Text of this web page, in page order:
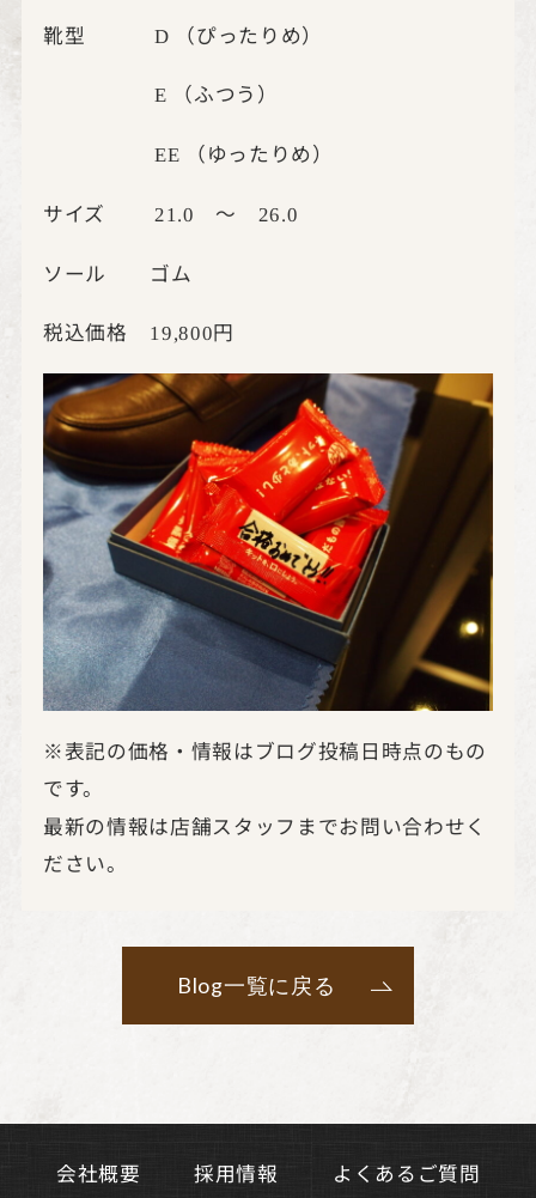
靴型 D （ぴったりめ）
E （ふつう）
EE （ゆったりめ）
サイズ 21.0 ～ 26.0
ソール ゴム
税込価格 19,800円
※表記の価格・情報はブログ投稿日時点のもの
です。
最新の情報は店舗スタッフまでお問い合わせく
ださい。
Blog一覧に戻る
会社概要 採用情報 よくあるご質問